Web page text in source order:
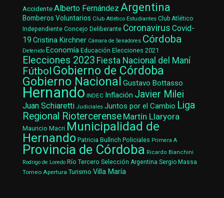
AccidenteAlberto Fernández Argentina
Bomberos Voluntarios Club Atlético Estudiantes Club Atlético
Independiente Concejo Deliberante Coronavirus Covid-
19 Cristina Kirchner Cámara de Senadores Córdoba
Detenido Economía Educación Elecciones 2021
Elecciones 2023 Fiesta Nacional del Maní
Fútbol Gobierno de Córdoba
Gobierno Nacional Gustavo Bottasso
Hernando INDEC Inflación Javier Milei
Juan Schiaretti Judiciales Juntos por el Cambio Liga
Regional Riotercerense Martín Llaryora
Mauricio Macri Municipalidad de
Hernando Patricia Bullrich Policiales Primera A
Provincia de Córdoba Ricardo Bianchini
Rodrigo de Loredo Río Tercero Selección Argentina Sergio Massa
Torneo Apertura Turismo Villa María